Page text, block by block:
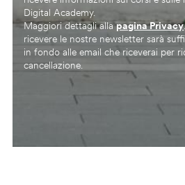
Digital Academy.
Maggiori dettagli allapagina Privacy
ricevere le nostre newsletter sarà
in fondo alle email che riceverai per
cancellazione.